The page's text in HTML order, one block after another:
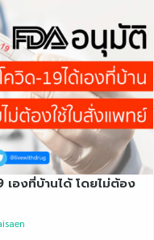
องที่บ้านได้ โดยไม่ต้อง